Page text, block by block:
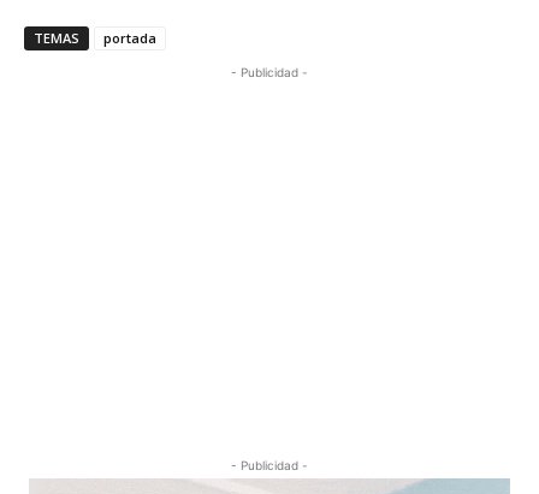
TEMAS portada
- Publicidad -
- Publicidad -